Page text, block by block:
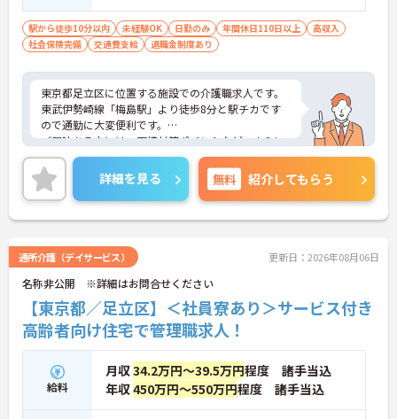
駅から徒歩10分以内 未経験OK 日勤のみ 年間休日110日以上
高収入
社会保険完備
交通費支給 退職金制度あり
東京都足立区に位置する施設での介護職求人です。
東武伊勢崎線「梅島駅」より徒歩8分と駅チカです
ので通勤に大変便利です。
ご興味ある方には、面接対策ポイントなど、さらに
詳細をお話しいたしますのでお気軽にご相談くださ
い。
詳細を見る 無料 紹介してもらう
通所介護（デイサービス） 更新日：2026年08月06日
名称非公開 ※詳細はお問合せください
【東京都／足立区】＜社員寮あり＞サービス付き
高齢者向け住宅で管理職求人！
給料
月収34.2万円～39.5万円程度 諸手当込
年収450万円～550万円程度 諸手当込